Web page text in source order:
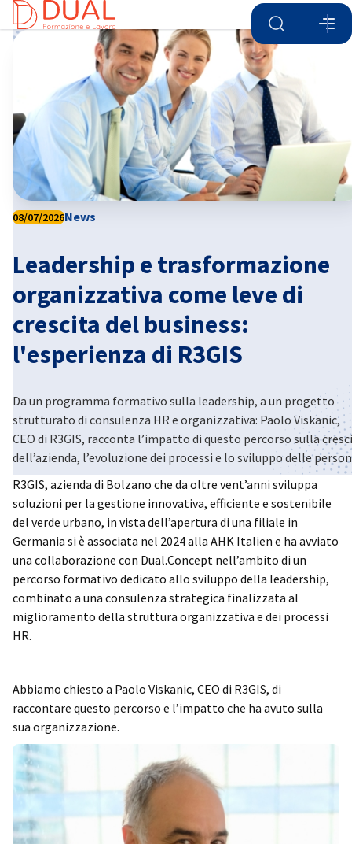
Aprire la
Italian
Leadership e trasformazione
organizzativa come leve di
crescita del business:
l'esperienza di R3GIS
08/07/2026News
Da un programma formativo sulla leadership, a un progetto
strutturato di consulenza HR e organizzativa: Paolo Viskanic,
CEO di R3GIS, racconta l’impatto di questo percorso sulla
dell’azienda, l’evoluzione dei processi e lo sviluppo delle
R3GIS, azienda di Bolzano che da oltre vent’anni sviluppa
soluzioni per la gestione innovativa, efficiente e sostenibile
del verde urbano, in vista dell’apertura di una filiale in
Germania si è associata nel 2024 alla AHK Italien e ha avviato
una collaborazione con Dual.Concept nell’ambito di un
percorso formativo dedicato allo sviluppo della leadership,
combinato a una consulenza strategica finalizzata al
miglioramento della struttura organizzativa e dei processi
HR.
Abbiamo chiesto a Paolo Viskanic, CEO di R3GIS, di
raccontare questo percorso e l’impatto che ha avuto sulla
sua organizzazione.